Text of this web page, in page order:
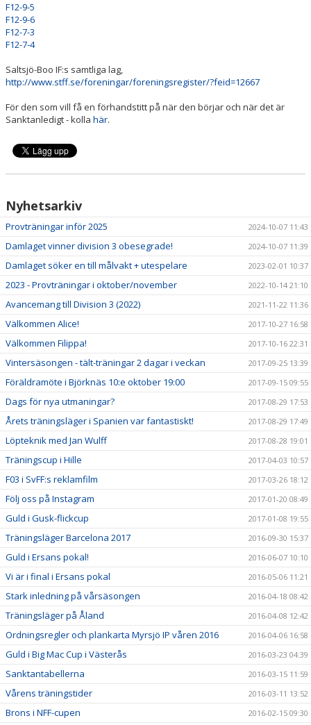
INFORMATION TILL MYNDIGA ELLER FÖRÄLDRAR
BILDGALLERI
DOKUMENT
SPONSORER
F12-9-5
F12-9-6
F12-7-3
F12-7-4
Saltsjö-Boo IF:s samtliga lag,
http://www.stff.se/foreningar/foreningsregister/?feid=12667
För den som vill få en förhandstitt på när den börjar och när det är
Sanktanledigt - kolla här.
Nyhetsarkiv
Provträningar inför 2025 2024-10-07 11:43
Damlaget vinner division 3 obesegrade! 2024-10-07 11:39
Damlaget söker en till målvakt + utespelare 2023-02-01 10:37
2023 - Provträningar i oktober/november 2022-10-14 21:10
Avancemang till Division 3 (2022) 2021-11-22 11:36
Välkommen Alice! 2017-10-27 16:58
Välkommen Filippa! 2017-10-16 22:31
Vintersäsongen - tält-träningar 2 dagar i veckan 2017-09-25 13:39
Föräldramöte i Björknäs 10:e oktober 19:00 2017-09-15 09:55
Dags för nya utmaningar? 2017-08-29 17:53
Årets träningsläger i Spanien var fantastiskt! 2017-08-29 17:49
Löpteknik med Jan Wulff 2017-08-28 19:01
Träningscup i Hille 2017-04-03 10:57
F03 i SvFF:s reklamfilm 2017-03-26 18:12
Följ oss på Instagram 2017-01-20 08:49
Guld i Gusk-flickcup 2017-01-08 19:55
Träningsläger Barcelona 2017 2016-09-30 15:37
Guld i Ersans pokal! 2016-06-07 10:10
Vi är i final i Ersans pokal 2016-05-06 11:21
Stark inledning på vårsäsongen 2016-04-18 08:42
Träningsläger på Åland 2016-04-08 12:42
Ordningsregler och plankarta Myrsjö IP våren 2016 2016-04-06 16:58
Guld i Big Mac Cup i Västerås 2016-03-23 04:39
Sanktantabellerna 2016-03-15 11:59
Vårens träningstider 2016-03-11 13:52
Brons i NFF-cupen 2016-02-15 09:30